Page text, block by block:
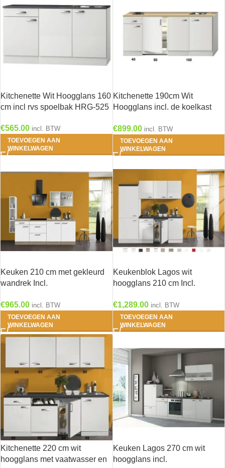
Kitchenette Wit Hoogglans 160
cm incl rvs spoelbak HRG-525
€565.00 incl. BTW
TOEVOEGEN AAN
WINKELWAGEN
Kitchenette 190cm Wit
Hoogglans incl. de koelkast
€899.00 incl. BTW
TOEVOEGEN AAN
WINKELWAGEN
Keuken 210 cm met gekleurd
wandrek Incl.
624
€965.00 incl. BTW
TOEVOEGEN AAN
WINKELWAGEN
Keukenblok Lagos wit
hoogglans 210 cm Incl.
€1,289.00 incl. BTW
TOEVOEGEN AAN
WINKELWAGEN
Kitchenette 220 cm wit
hoogglans met vaatwasser en
Keuken Lagos 270 cm wit
hoogglans incl.